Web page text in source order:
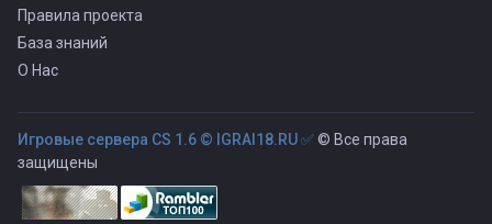
Правила проекта
База знаний
О Нас
Игровые сервера CS 1.6 © IGRAI18.RU ✅© Все права
защищены